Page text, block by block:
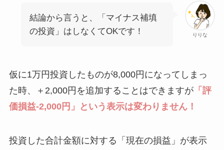
りりな
結論から言うと、「マイナス補填
の投資」はしなくてOKです！
仮に1万円投資したものが8,000円になってしまっ
た時、＋2,000円を追加することはできますが「評
価損益-2,000円」という表示は変わりません！
投資した合計金額に対する「現在の損益」が表示